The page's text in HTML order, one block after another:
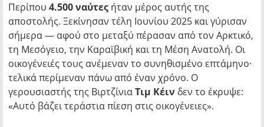
Περίπου 4.500 ναύτες ήταν μέρος αυτής της
αποστολής. Ξεκίνησαν τέλη Ιουνίου 2025 και γύρισαν
σήμερα — αφού στο μεταξύ πέρασαν από τον Αρκτικό,
τη Μεσόγειο, την Καραϊβική και τη Μέση Ανατολή. Οι
οικογένειές τους ανέμεναν το συνηθισμένο επτάμηνο·
τελικά περίμεναν πάνω από έναν χρόνο. Ο
γερουσιαστής της ΒιρτζίνιαΤιμ Κέιν δεν το έκρυψε:
«Αυτό βάζει τεράστια πίεση στις οικογένειες».